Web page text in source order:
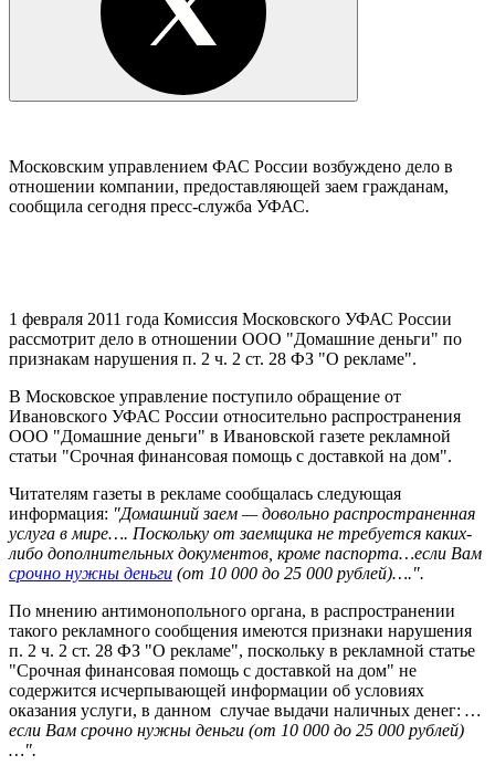
Московским управлением ФАС России возбуждено дело в
отношении компании, предоставляющей заем гражданам,
сообщила сегодня пресс-служба УФАС.
1 февраля 2011 года Комиссия Московского УФАС России
рассмотрит дело в отношении ООО "Домашние деньги" по
признакам нарушения п. 2 ч. 2 ст. 28 ФЗ "О рекламе".
В Московское управление поступило обращение от
Ивановского УФАС России относительно распространения
ООО "Домашние деньги" в Ивановской газете рекламной
статьи "Срочная финансовая помощь с доставкой на дом".
Читателям газеты в рекламе сообщалась следующая
информация: "Домашний заем — довольно распространенная
услуга в мире…. Поскольку от заемщика не требуется каких-
либо дополнительных документов, кроме паспорта…если Вам
срочно нужны деньги (от 10 000 до 25 000 рублей)….".
По мнению антимонопольного органа, в распространении
такого рекламного сообщения имеются признаки нарушения
п. 2 ч. 2 ст. 28 ФЗ "О рекламе", поскольку в рекламной статье
"Срочная финансовая помощь с доставкой на дом" не
содержится исчерпывающей информации об условиях
оказания услуги, в данном случае выдачи наличных денег: …
если Вам срочно нужны деньги (от 10 000 до 25 000 рублей)
…".